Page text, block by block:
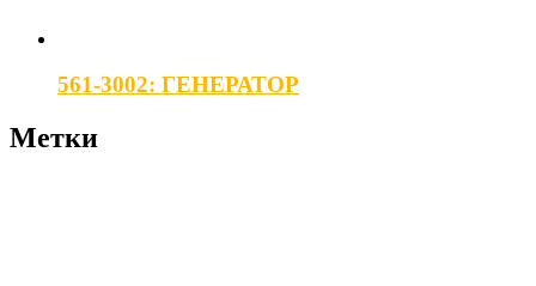
561-3002: ГЕНЕРАТОР
Метки